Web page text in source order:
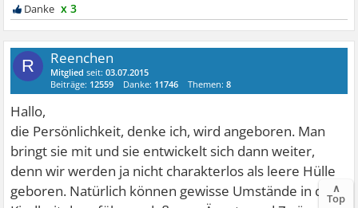
x 3
R Reenchen
Mitglied seit:03.07.2015
Beiträge: 12559 Danke: 11746 Themen:8
Hallo,
die Persönlichkeit, denke ich, wird angeboren. Man
bringt sie mit und sie entwickelt sich dann weiter,
denn wir werden ja nicht charakterlos als leere Hülle
geboren. Natürlich können gewisse Umstände in der∧
Top